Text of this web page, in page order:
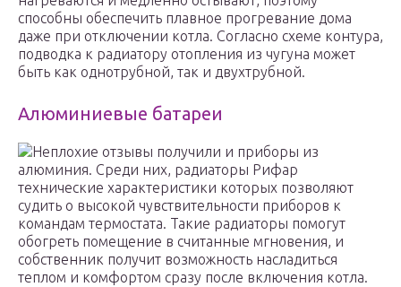
способны обеспечить плавное прогревание дома
даже при отключении котла. Согласно схеме контура,
подводка к радиатору отопления из чугуна может
быть как однотрубной, так и двухтрубной.
Алюминиевые батареи
Неплохие отзывы получили и приборы из
алюминия. Среди них, радиаторы Рифар
технические характеристики которых позволяют
судить о высокой чувствительности приборов к
командам термостата. Такие радиаторы помогут
обогреть помещение в считанные мгновения, и
собственник получит возможность насладиться
теплом и комфортом сразу после включения котла.